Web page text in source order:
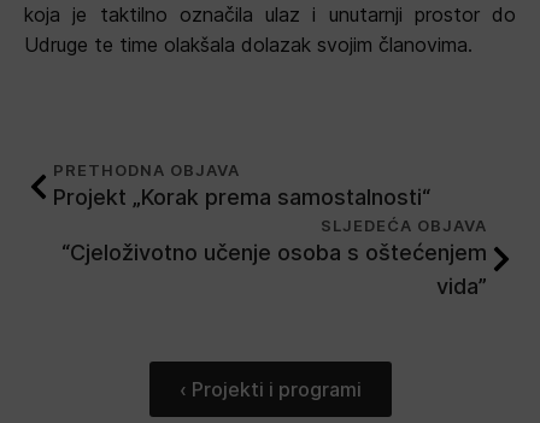
koja je taktilno označila ulaz i unutarnji prostor do
Udruge te time olakšala dolazak svojim članovima.
PRETHODNA OBJAVA
Projekt „Korak prema samostalnosti“
SLJEDEĆA OBJAVA
“Cjeloživotno učenje osoba s oštećenjem
vida”
‹ Projekti i programi